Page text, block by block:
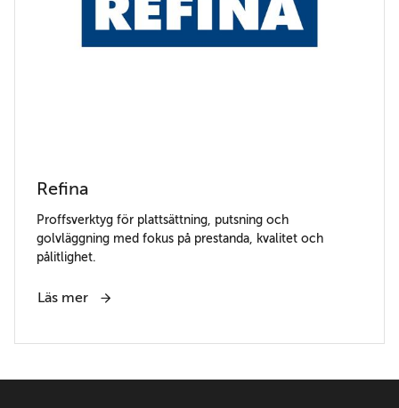
Refina
Proffsverktyg för plattsättning, putsning och
golvläggning med fokus på prestanda, kvalitet och
pålitlighet.
Läs mer